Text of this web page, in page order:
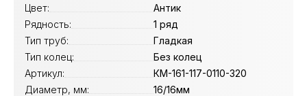
Цвет:
Антик
Рядность:
1 ряд
Тип труб:
Гладкая
Тип колец:
Без колец
Артикул:
КМ-161-117-0110-320
Диаметр, мм:
16/16мм